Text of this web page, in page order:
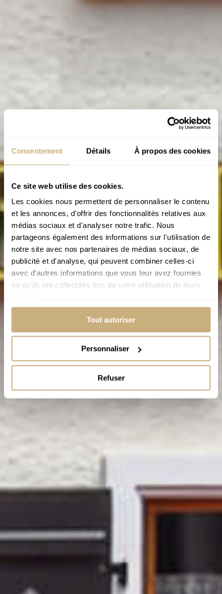
Consentement Détails À propos des cookies
Ce site web utilise des cookies.
Les cookies nous permettent de personnaliser le contenu
et les annonces, d'offrir des fonctionnalités relatives aux
médias sociaux et d'analyser notre trafic. Nous
partageons également des informations sur l'utilisation de
notre site avec nos partenaires de médias sociaux, de
publicité et d'analyse, qui peuvent combiner celles-ci
avec d'autres informations que vous leur avez fournies
ou qu'ils ont collectées lors de votre utilisation de leurs
Tout autoriser
Personnaliser
Refuser